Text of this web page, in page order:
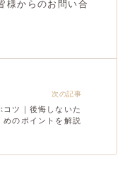
様からのお問い合
次の記事
ツ｜後悔しないた
めのポイントを解説